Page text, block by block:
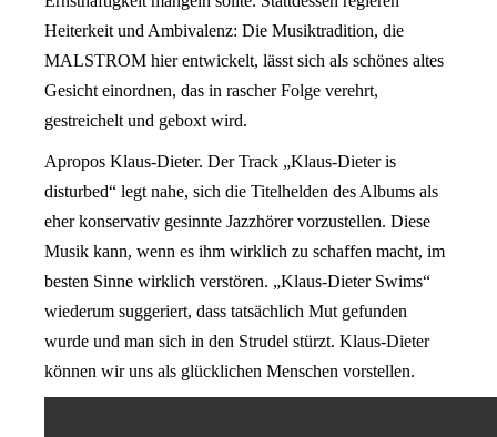
Heiterkeit und Ambivalenz: Die Musiktradition, die
MALSTROM hier entwickelt, lässt sich als schönes altes
Gesicht einordnen, das in rascher Folge verehrt,
gestreichelt und geboxt wird.
Apropos Klaus-Dieter. Der Track „Klaus-Dieter is
disturbed“ legt nahe, sich die Titelhelden des Albums als
eher konservativ gesinnte Jazzhörer vorzustellen. Diese
Musik kann, wenn es ihm wirklich zu schaffen macht, im
besten Sinne wirklich verstören. „Klaus-Dieter Swims“
wiederum suggeriert, dass tatsächlich Mut gefunden
wurde und man sich in den Strudel stürzt. Klaus-Dieter
können wir uns als glücklichen Menschen vorstellen.